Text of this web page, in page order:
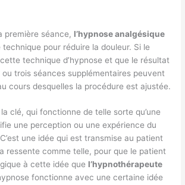
première séance, l’hypnose analgésique
pour réduire la douleur. Si le
technique d’hypnose et que le résultat
trois séances supplémentaires peuvent
cours desquelles la procédure est ajustée.
clé, qui fonctionne de telle sorte qu’une
une perception ou une expérience du
une idée qui est transmise au patient
ressente comme telle, pour que le patient
à cette idée que l’hypnothérapeute
fonctionne avec une certaine idée